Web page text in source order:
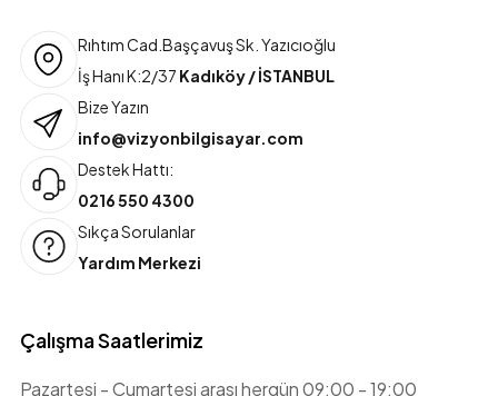
Rıhtım Cad.Başçavuş Sk. Yazıcıoğlu
İş Hanı K:2/37 Kadıköy / İSTANBUL
Bize Yazın
info@vizyonbilgisayar.com
Destek Hattı:
0216 550 4300
Sıkça Sorulanlar
Yardım Merkezi
Çalışma Saatlerimiz
Pazartesi - Cumartesi arası hergün 09:00 - 19:00